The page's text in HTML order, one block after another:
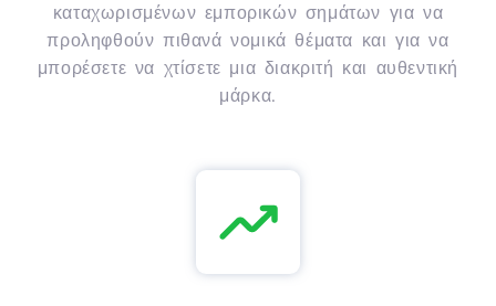
καταχωρισμένων εμπορικών σημάτων για να
προληφθούν πιθανά νομικά θέματα και για να
μπορέσετε να χτίσετε μια διακριτή και αυθεντική
μάρκα.